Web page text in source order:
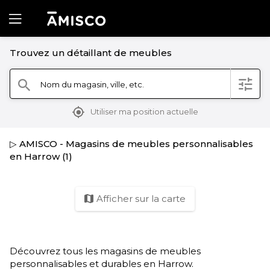
Trouvez un détaillant de meubles
search Nom du magasin, ville, etc. filter
mylocation Utiliser ma position actuelle
▷ AMISCO - Magasins de meubles personnalisables
en Harrow (1)
map Afficher sur la carte
Découvrez tous les magasins de meubles
personnalisables et durables en Harrow.